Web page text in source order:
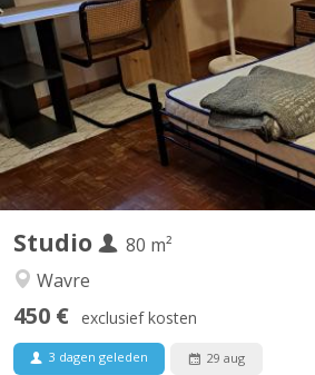
Studio
80 m²
Wavre
450 € exclusief kosten
3 dagen geleden 29 aug
studio de trois pièces, la propriétaire
jamais sauf pour aller dans le
studio est au deuxième étage,
chambre lit deux personnes, tv, wifi,
de l'autre